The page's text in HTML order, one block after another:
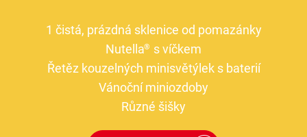
1 čistá, prázdná sklenice od pomazánky
Nutella® s víčkem
Řetěz kouzelných minisvětýlek s baterií
Vánoční miniozdoby
Různé šišky